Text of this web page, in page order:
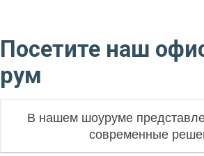
Посетите наш
рум
В нашем шоуруме
современные